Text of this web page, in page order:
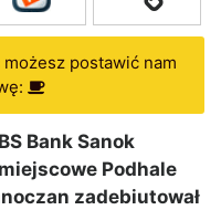
możesz postawić nam
Bank Sanok
Podhale
zadebiutował